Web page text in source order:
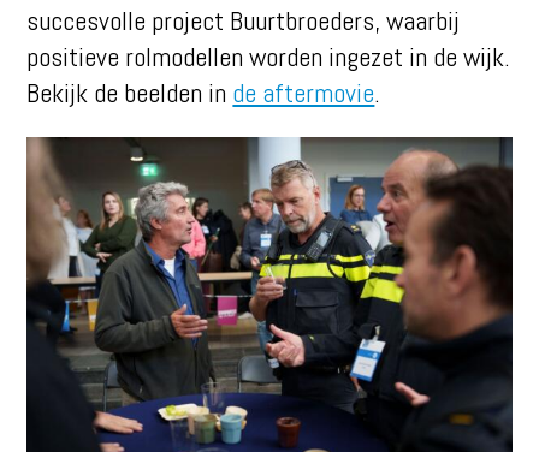
succesvolle project Buurtbroeders, waarbij
positieve rolmodellen worden ingezet in de wijk.
Bekijk de beelden in de aftermovie.